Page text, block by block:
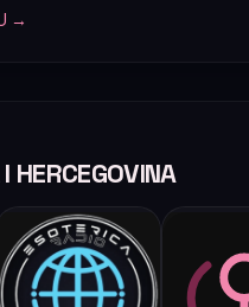
→
HERCEGOVINA